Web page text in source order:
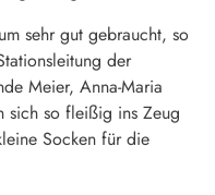
sehr gut gebraucht, so
der
Meier, Anna-Maria
sich so fleißig ins Zeug
Socken für die